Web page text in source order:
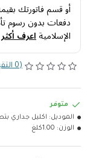
أو قسم فاتورتك
دفعات بدون رسوم
الإسلاميةاعرف أكثر
(0 التقييمات)
متوفر
الموديل: اكليل جداري
الوزن: 1.00كلغ